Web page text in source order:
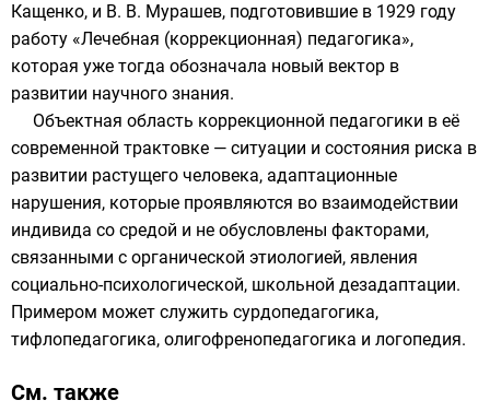
Кащенко, и В. В. Мурашев, подготовившие в 1929 году
работу «Лечебная (коррекционная) педагогика»,
которая уже тогда обозначала новый вектор в
развитии научного знания.
Объектная область коррекционной педагогики в её
современной трактовке — ситуации и состояния риска в
развитии растущего человека, адаптационные
нарушения, которые проявляются во взаимодействии
индивида со средой и не обусловлены факторами,
связанными с органической этиологией, явления
социально-психологической, школьной дезадаптации.
Примером может служить сурдопедагогика,
тифлопедагогика, олигофренопедагогика и логопедия.
См. также